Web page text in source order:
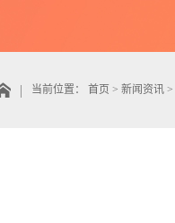
当前位置： 首页 > 新闻资讯 >